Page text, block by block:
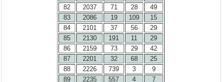
82
2037 71 28
49
83
2086 19 109
15
84
2101 37 56
29
85
2130 191 11
29
86
2159 73 29
42
87
2201 32 68
25
88
2226 739 3
9
89
2235 557 4
7